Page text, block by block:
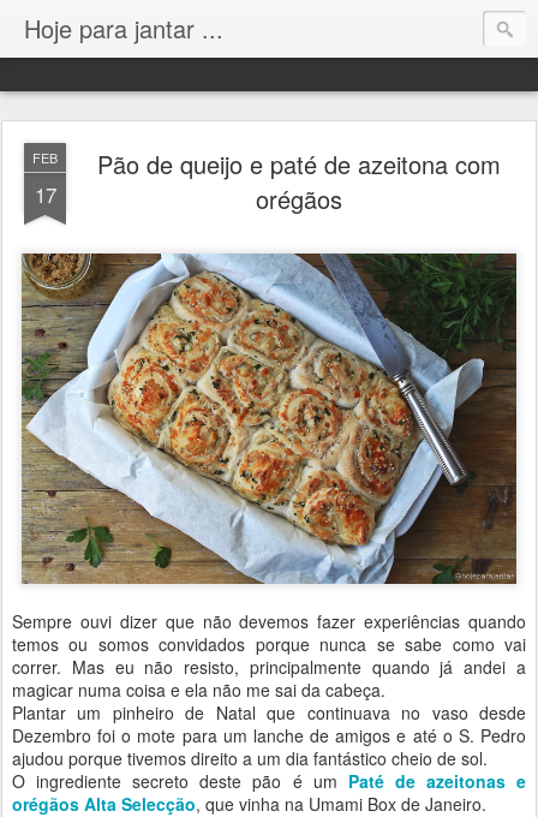
Hoje para jantar ...
FEB
17
Pão de queijo e paté de azeitona com
orégãos
Sempre ouvi dizer que não devemos fazer experiências quando
temos ou somos convidados porque nunca se sabe como vai
correr. Mas eu não resisto, principalmente quando já andei a
magicar numa coisa e ela não me sai da cabeça.
Plantar um pinheiro de Natal que continuava no vaso desde
Dezembro foi o mote para um lanche de amigos e até o S. Pedro
ajudou porque tivemos direito a um dia fantástico cheio de sol.
O ingrediente secreto deste pão é um Paté de azeitonas e
orégãos Alta Selecção, que vinha na Umami Box de Janeiro.